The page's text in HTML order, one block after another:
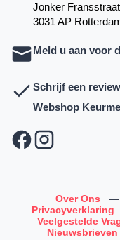
Jonker
3031 AP
Meld u aan voor
Schrijf een review
Webshop
Over Ons —
Privacyverklaring
Veelgestelde
Nieuwsbrieven